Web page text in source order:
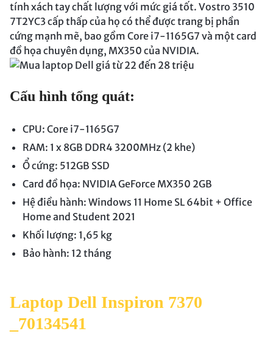
tính xách tay chất lượng với mức giá tốt. Vostro 3510
7T2YC3 cấp thấp của họ có thể được trang bị phần
cứng mạnh mẽ, bao gồm Core i7-1165G7 và một card
đồ họa chuyên dụng, MX350 của NVIDIA.
Cấu hình tổng quát:
CPU: Core i7-1165G7
RAM: 1 x 8GB DDR4 3200MHz (2 khe)
Ổ cứng: 512GB SSD
Card đồ họa: NVIDIA GeForce MX350 2GB
Hệ điều hành: Windows 11 Home SL 64bit + Office
Home and Student 2021
Khối lượng: 1,65 kg
Bảo hành: 12 tháng
Laptop Dell Inspiron 7370
_70134541